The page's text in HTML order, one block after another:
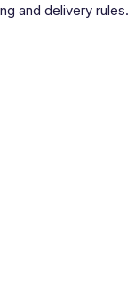
and delivery rules.